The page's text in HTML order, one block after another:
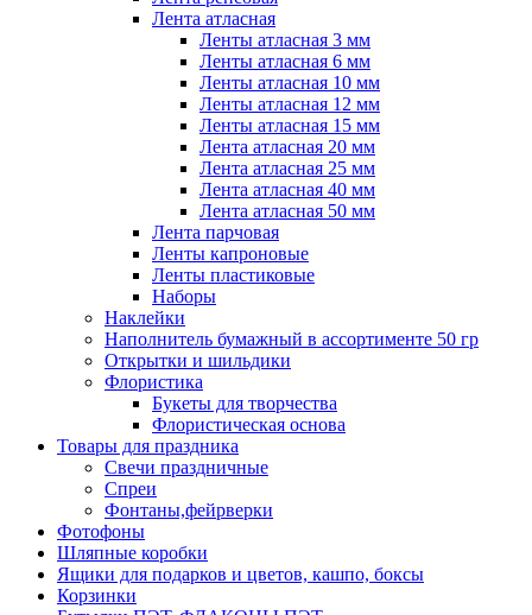
Лента атласная
Ленты атласная 3 мм
Ленты атласная 6 мм
Ленты атласная 10 мм
Ленты атласная 12 мм
Ленты атласная 15 мм
Лента атласная 20 мм
Лента атласная 25 мм
Лента атласная 40 мм
Лента атласная 50 мм
Лента парчовая
Ленты капроновые
Ленты пластиковые
Наборы
Наклейки
Наполнитель бумажный в ассортименте 50 гр
Открытки и шильдики
Флористика
Букеты для творчества
Флористическая основа
Товары для праздника
Свечи праздничные
Спреи
Фонтаны,фейрверки
Фотофоны
Шляпные коробки
Ящики для подарков и цветов, кашпо, боксы
Корзинки